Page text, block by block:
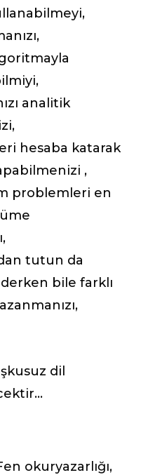
analitik
hesaba katarak
,
problemleri en
tutun da
bile farklı
dil
okuryazarlığı,